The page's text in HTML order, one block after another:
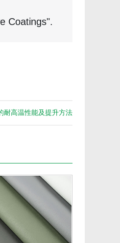
Coatings".
耐高温性能及提升方法